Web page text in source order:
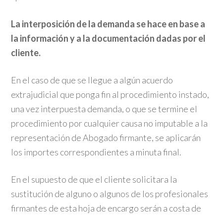
La interposición de la demanda se hace en base a
la información y a la documentación dadas por el
cliente.
En el caso de que se llegue a algún acuerdo
extrajudicial que ponga fin al procedimiento instado,
una vez interpuesta demanda, o que se termine el
procedimiento por cualquier causa no imputable a la
representación de Abogado firmante, se aplicarán
los importes correspondientes a minuta final.
En el supuesto de que el cliente solicitara la
sustitución de alguno o algunos de los profesionales
firmantes de esta hoja de encargo serán a costa de